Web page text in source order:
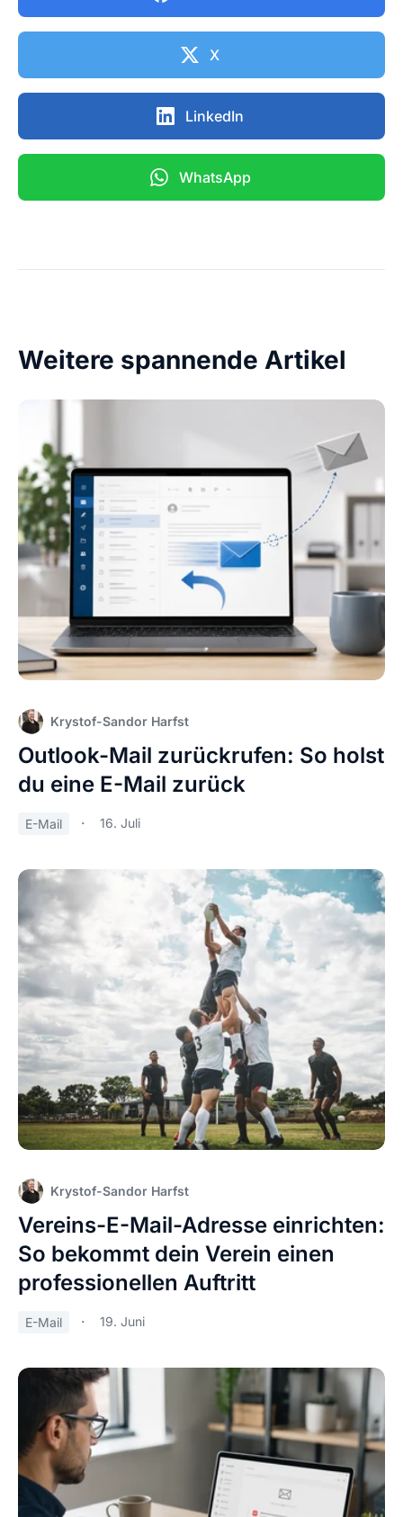
X
LinkedIn
WhatsApp
Weitere spannende Artikel
Krystof-Sandor Harfst
Outlook-Mail zurückrufen: So holst
du eine E-Mail zurück
E-Mail 16. Juli
Krystof-Sandor Harfst
Vereins-E-Mail-Adresse einrichten:
So bekommt dein Verein einen
professionellen Auftritt
E-Mail 19. Juni